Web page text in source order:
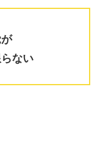
ない